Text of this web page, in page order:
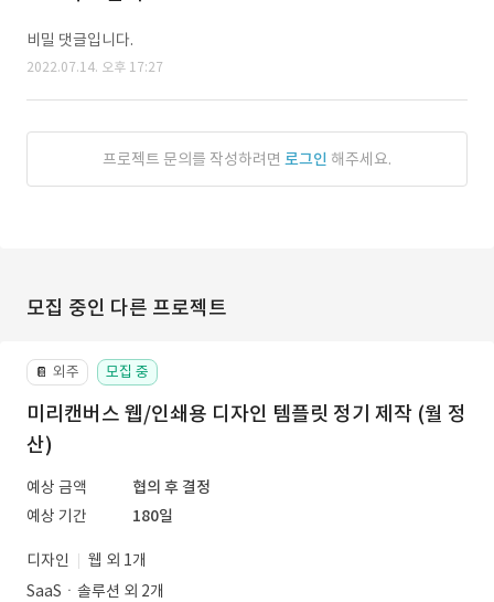
비밀 댓글입니다.
2022.07.14. 오후 17:27
프로젝트 문의를 작성하려면 로그인 해주세요.
모집 중인 다른 프로젝트
📔 외주 모집 중
미리캔버스 웹/인쇄용 디자인 템플릿 정기 제작 (월 정
산)
예상 금액
협의 후 결정
예상 기간
180일
디자인
웹 외 1개
SaaSㆍ솔루션 외 2개